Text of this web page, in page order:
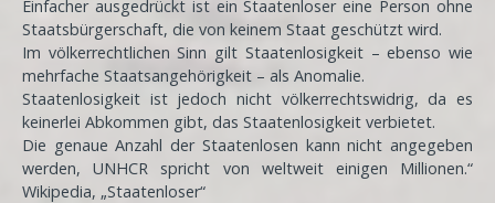
Einfacher ausgedrückt ist ein Staatenloser eine Person ohne
Staatsbürgerschaft, die von keinem Staat geschützt wird.
Im völkerrechtlichen Sinn gilt Staatenlosigkeit – ebenso wie
mehrfache Staatsangehörigkeit – als Anomalie.
Staatenlosigkeit ist jedoch nicht völkerrechtswidrig, da es
keinerlei Abkommen gibt, das Staatenlosigkeit verbietet.
Die genaue Anzahl der Staatenlosen kann nicht angegeben
werden, UNHCR spricht von weltweit einigen Millionen.“
Wikipedia, „Staatenloser“